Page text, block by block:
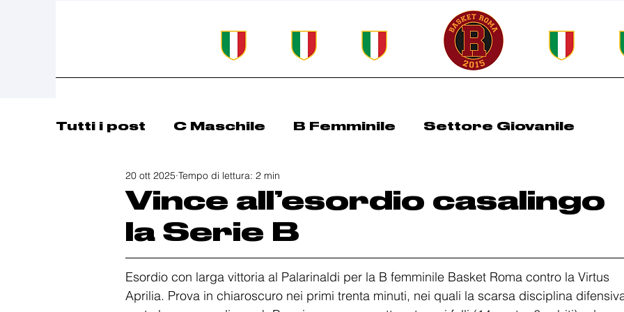
Tutti i post C Maschile B Femminile Settore Giovanile
Comunicazioni Basket Roma Spring Cup
Vince all’esordio casalingo
la Serie B
20 ott 2025 Tempo di lettura: 2 min
Esordio con larga vittoria al Palarinaldi per la B femminile Basket Roma contro la Virtus
Aprilia. Prova in chiaroscuro nei primi trenta minuti, nei quali la scarsa disciplina